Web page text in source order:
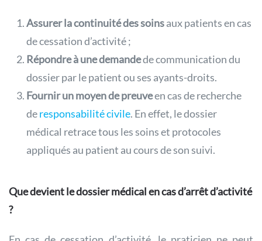
Assurer la continuité des soinsaux patients en cas
de cessation d’activité ;
Répondre à une demandede communication du
dossier par le patient ou ses ayants-droits.
Fournir un moyen de preuveen cas de recherche
deresponsabilité civile. En effet, le dossier
médical retrace tous les soins et protocoles
appliqués au patient au cours de son suivi.
Que devient le dossier médical en cas d’arrêt d’activité
?